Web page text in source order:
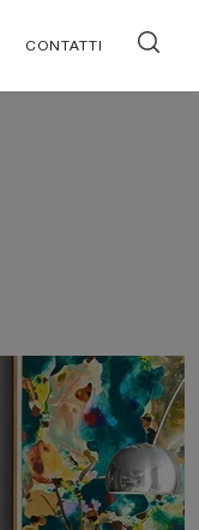
CONTATTI